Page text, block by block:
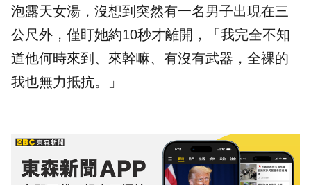
泡露天女湯，沒想到突然有一名男子出現在三
公尺外，僅盯她約10秒才離開，「我完全不知
道他何時來到、來幹嘛、有沒有武器，全裸的
我也無力抵抗。」